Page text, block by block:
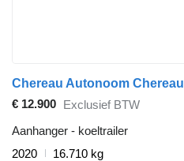
Chereau Autonoom Chereau
€ 12.900 Exclusief BTW
Aanhanger - koeltrailer
2020
16.710 kg